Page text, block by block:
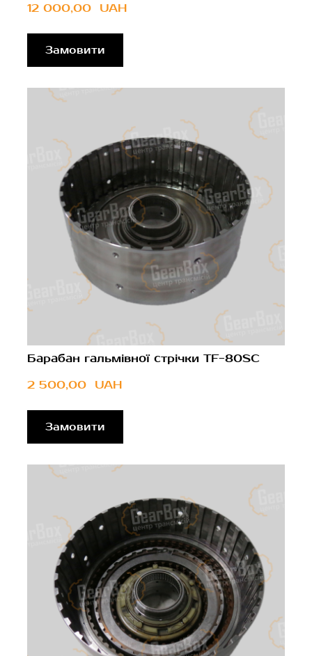
12 000,00  UAH
Замовити
Барабан гальмівної стрічки TF-80SC
2 500,00  UAH
Замовити